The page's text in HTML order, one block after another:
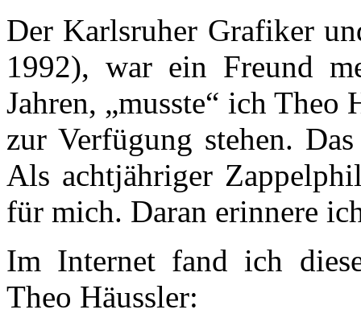
Der Karlsruher Grafiker
1992), war ein Freund
Jahren, „musste“ ich
zur Verfügung stehen.
Als achtjähriger
für mich. Daran erinnere
Im Internet fand ich
Theo Häussler: